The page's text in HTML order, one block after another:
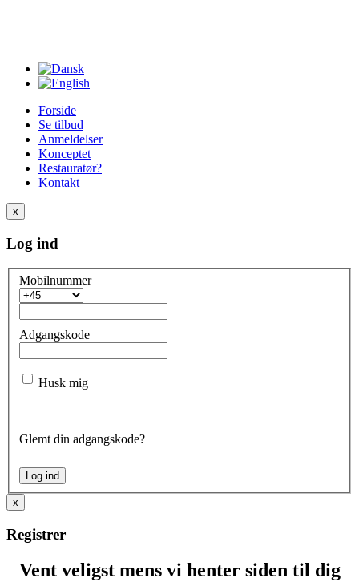
Forside
Se tilbud
Anmeldelser
Konceptet
Restauratør?
Kontakt
x
Log ind
Mobilnummer
Adgangskode
Husk mig
Glemt din adgangskode?
x
Registrer
Vent veligst mens vi henter siden til dig